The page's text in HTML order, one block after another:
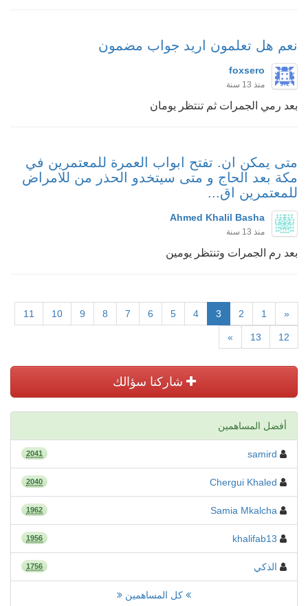
نعم هل تعلمون اريد جواب مضمون
foxsero
منذ 13 سنة
بعد رمي الجمرات ثم تنتظر يومان
متى يمكن ان. تفتح ابواب العمرة للمعتمرين في
مكة بعد الحاج و متى سيتخدو الحذر من للامراض
للمعتمرين اق...
Ahmed Khalil Basha
منذ 13 سنة
بعد رم الجمرات وتنتظر يومين
«
1
2
3
4
5
6
7
8
9
10
11
12
13
»
شاركنا سؤالك
أفضل المساهمين
samird
2041
Chergui Khaled
2040
Samia Mkalcha
1962
khalifab13
1956
الذكي 1756
كل المساهمين